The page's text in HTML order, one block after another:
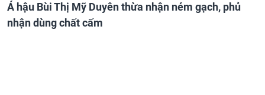
Á hậu Bùi Thị Mỹ Duyên thừa nhận ném gạch, phủ
nhận dùng chất cấm